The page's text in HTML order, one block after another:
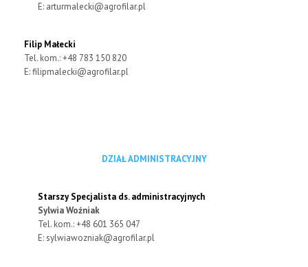
E: arturmalecki@agrofilar.pl
Filip Małecki
Tel. kom.: +48 783 150 820
E:filipmalecki@agrofilar.pl
DZIAŁ ADMINISTRACYJNY
Starszy Specjalista ds. administracyjnych
Sylwia Woźniak
Tel. kom.: +48 601 365 047
E:sylwiawozniak@agrofilar.pl